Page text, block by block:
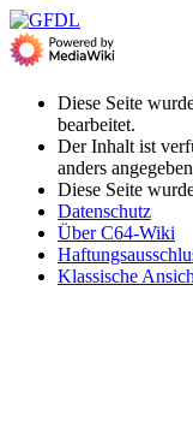
Diese Seite
bearbeitet.
Der Inhalt ist
anders
Diese Seite
Datenschutz
Über C64-Wiki
Klassische